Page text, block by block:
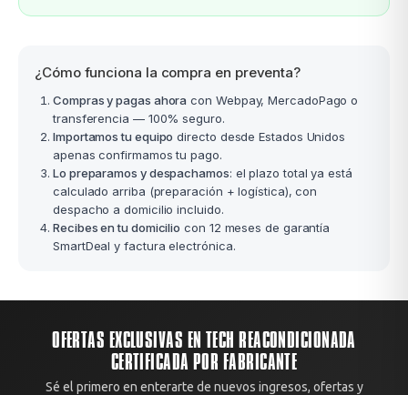
¿Cómo funciona la compra en preventa?
Compras y pagas ahora con Webpay, MercadoPago o
transferencia — 100% seguro.
Importamos tu equipo directo desde Estados Unidos
apenas confirmamos tu pago.
Lo preparamos y despachamos: el plazo total ya está
calculado arriba (preparación + logística), con
despacho a domicilio incluido.
Recibes en tu domicilio con 12 meses de garantía
SmartDeal y factura electrónica.
OFERTAS EXCLUSIVAS EN TECH REACONDICIONADA
CERTIFICADA POR FABRICANTE
Sé el primero en enterarte de nuevos ingresos, ofertas y